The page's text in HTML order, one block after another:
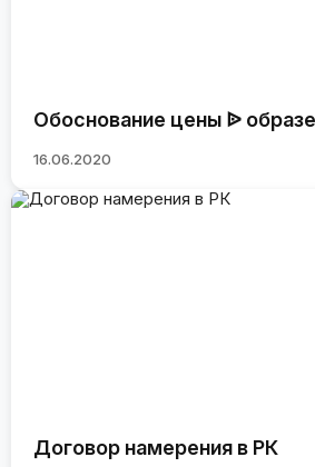
Обоснование цены ᐉ
16.06.2020
Договор намерения в РК